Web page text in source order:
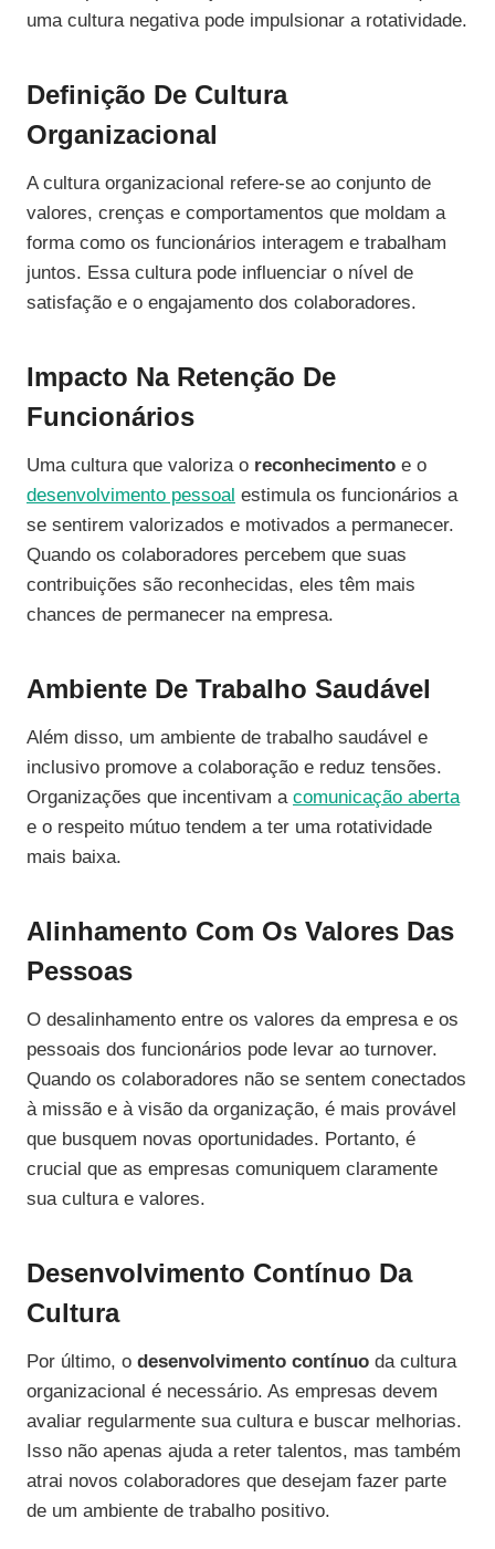
uma cultura negativa pode impulsionar a rotatividade.
Definição De Cultura
Organizacional
A cultura organizacional refere-se ao conjunto de
valores, crenças e comportamentos que moldam a
forma como os funcionários interagem e trabalham
juntos. Essa cultura pode influenciar o nível de
satisfação e o engajamento dos colaboradores.
Impacto Na Retenção De
Funcionários
Uma cultura que valoriza o reconhecimento e o
desenvolvimento pessoal estimula os funcionários a
se sentirem valorizados e motivados a permanecer.
Quando os colaboradores percebem que suas
contribuições são reconhecidas, eles têm mais
chances de permanecer na empresa.
Ambiente De Trabalho Saudável
Além disso, um ambiente de trabalho saudável e
inclusivo promove a colaboração e reduz tensões.
Organizações que incentivam a comunicação aberta
e o respeito mútuo tendem a ter uma rotatividade
mais baixa.
Alinhamento Com Os Valores Das
Pessoas
O desalinhamento entre os valores da empresa e os
pessoais dos funcionários pode levar ao turnover.
Quando os colaboradores não se sentem conectados
à missão e à visão da organização, é mais provável
que busquem novas oportunidades. Portanto, é
crucial que as empresas comuniquem claramente
sua cultura e valores.
Desenvolvimento Contínuo Da
Cultura
Por último, o desenvolvimento contínuo da cultura
organizacional é necessário. As empresas devem
avaliar regularmente sua cultura e buscar melhorias.
Isso não apenas ajuda a reter talentos, mas também
atrai novos colaboradores que desejam fazer parte
de um ambiente de trabalho positivo.